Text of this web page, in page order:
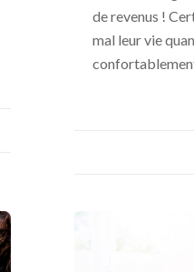
de revenus !
mal leur vie